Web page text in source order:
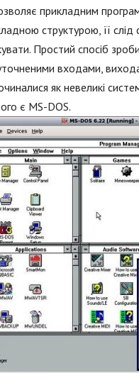
прикладним
структурою, її
Простий спосіб
входами,
як невеликі
є MS-DOS.